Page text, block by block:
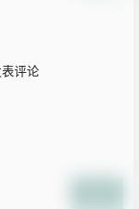
评论